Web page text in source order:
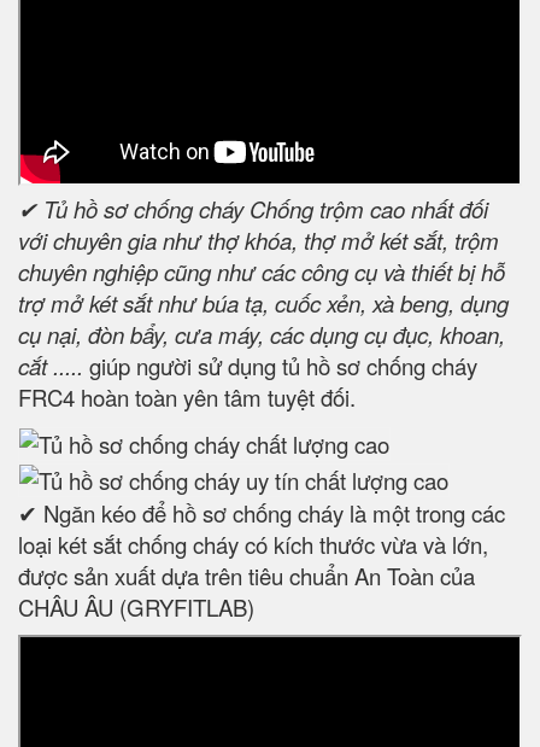
✔ Tủ hồ sơ chống cháy Chống trộm cao nhất đối
với chuyên gia như thợ khóa, thợ mở két sắt, trộm
chuyên nghiệp cũng như các công cụ và thiết bị hỗ
trợ mở két sắt như búa tạ, cuốc xẻn, xà beng, dụng
cụ nại, đòn bẩy, cưa máy, các dụng cụ đục, khoan,
cắt ..... giúp người sử dụng tủ hồ sơ chống cháy
FRC4 hoàn toàn yên tâm tuyệt đối.
✔ Ngăn kéo để hồ sơ chống cháy là một trong các
loại két sắt chống cháy có kích thước vừa và lớn,
được sản xuất dựa trên tiêu chuẩn An Toàn của
CHÂU ÂU (GRYFITLAB)